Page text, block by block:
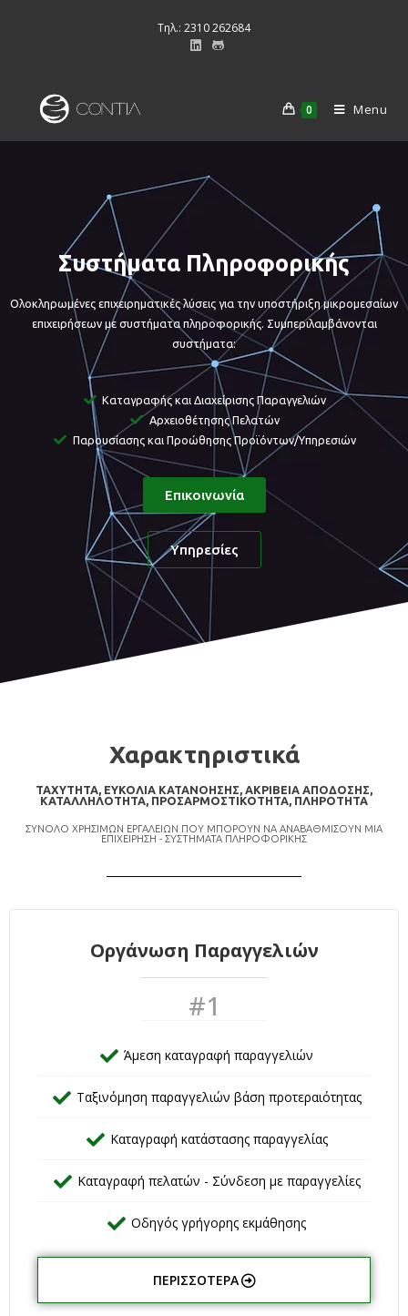
Τηλ.: 2310 262684
0 Menu
Συστήματα Πληροφορικής
Ολοκληρωμένες επιχειρηματικές λύσεις για την υποστήριξη μικρομεσαίων
επιχειρήσεων με συστήματα πληροφορικής. Συμπεριλαμβάνονται
συστήματα:
Καταγραφής και Διαχείρισης Παραγγελιών
Αρχειοθέτησης Πελατών
Παρουσίασης και Προώθησης Προϊόντων/Υπηρεσιών
Επικοινωνία
Υπηρεσίες
Χαρακτηριστικά
ΤΑΧΥΤΗΤΑ, ΕΥΚΟΛΙΑ ΚΑΤΑΝΟΗΣΗΣ, ΑΚΡΙΒΕΙΑ ΑΠΟΔΟΣΗΣ,
ΚΑΤΑΛΛΗΛΟΤΗΤΑ, ΠΡΟΣΑΡΜΟΣΤΙΚΟΤΗΤΑ, ΠΛΗΡΟΤΗΤΑ
ΣΥΝΟΛΟ ΧΡΗΣΙΜΩΝ ΕΡΓΑΛΕΙΩΝ ΠΟΥ ΜΠΟΡΟΥΝ ΝΑ ΑΝΑΒΑΘΜΙΣΟΥΝ ΜΙΑ
ΕΠΙΧΕΙΡΗΣΗ - ΣΥΣΤΗΜΑΤΑ ΠΛΗΡΟΦΟΡΙΚΗΣ
Οργάνωση Παραγγελιών
#1
Άμεση καταγραφή παραγγελιών
Ταξινόμηση παραγγελιών βάση προτεραιότητας
Καταγραφή κατάστασης παραγγελίας
Καταγραφή πελατών - Σύνδεση με παραγγελίες
Οδηγός γρήγορης εκμάθησης
ΠΕΡΙΣΣΌΤΕΡΑ